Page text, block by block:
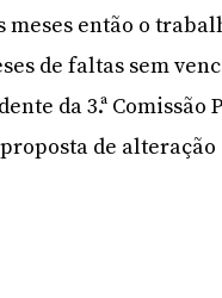
então o
de faltas sem
da 3.ª
de alteração